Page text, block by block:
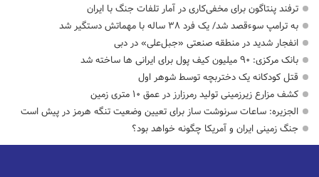
ترفند پنتاگون برای مخفی‌کاری در آمار تلفات جنگ با ایران
به ترامپ سوءقصد شد/ یک فرد ۳۸ ساله با مهماتش دستگیر شد
انفجار شدید در منطقه صنعتی «جبل‌علی» در دبی
بانک مرکزی: ۹۰ میلیون کیف پول برای ایرانی ها ساخته شد
قتل کودکانه یک دختربچه توسط شوهر اول
کشف مزارع زیرزمینی تولید رمرزارز در عمق ۱۰ متری زمین
الجزیره: ساعات سرنوشت ساز برای تعیین وضعیت تنگه هرمز در پیش است
جنگ زمینی ایران و آمریکا چگونه خواهد بود؟